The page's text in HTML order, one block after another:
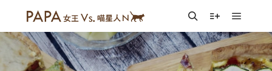
SearchMore info
Main